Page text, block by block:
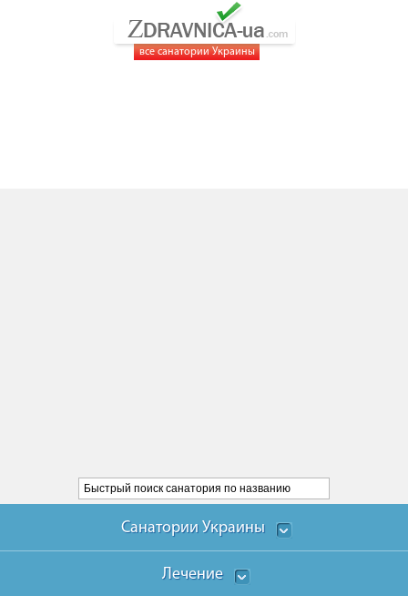
все санатории Украины
Санатории Украины
Лечение